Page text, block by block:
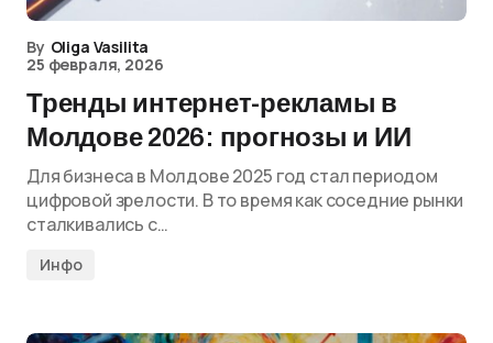
By Oliga Vasilita
25 февраля, 2026
Тренды интернет-рекламы в
Молдове 2026: прогнозы и ИИ
Для бизнеса в Молдове 2025 год стал периодом
цифровой зрелости. В то время как соседние рынки
сталкивались с…
Инфо